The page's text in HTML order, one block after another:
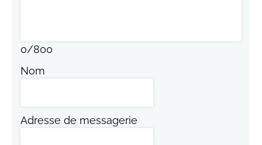
0/800
Nom
Adresse de messagerie